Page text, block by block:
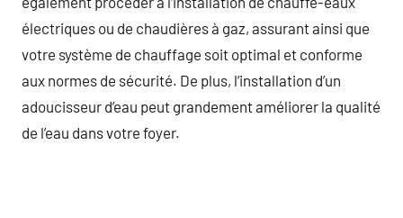
électriques ou de chaudières à gaz, assurant ainsi que
votre système de chauffage soit optimal et conforme
aux normes de sécurité. De plus, l’installation d’un
adoucisseur d’eau peut grandement améliorer la qualité
de l’eau dans votre foyer.